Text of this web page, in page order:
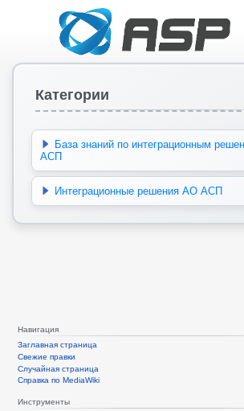
Категории
База знаний по интеграционным
АСП
Интеграционные решения АО АСП
Навигация
Заглавная страница
Свежие правки
Случайная страница
Справка по MediaWiki
Инструменты